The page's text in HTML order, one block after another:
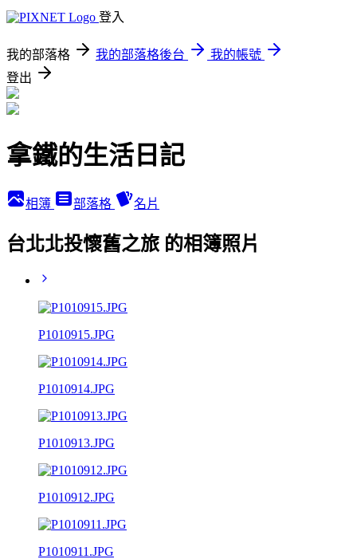
登入
我的部落格 我的部落格後台
我的帳號
登出
拿鐵的生活日記
相簿 部落格 名片
台北北投懷舊之旅 的相簿照片
P1010915.JPG
P1010914.JPG
P1010913.JPG
P1010912.JPG
P1010911.JPG